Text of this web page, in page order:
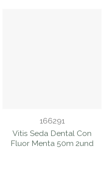
166291
Vitis Seda Dental Con
Fluor Menta 50m 2und